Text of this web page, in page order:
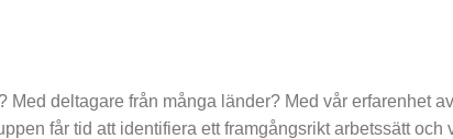
Med deltagare från många länder? Med vår erfarenhet
får tid att identifiera ett framgångsrikt arbetssätt